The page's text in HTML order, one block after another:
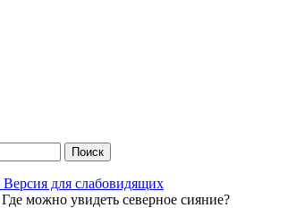
Поиск
Версия для слабовидящих
Где можно увидеть северное сияние?